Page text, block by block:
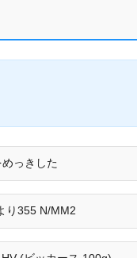
っきした
り355 N/MM2